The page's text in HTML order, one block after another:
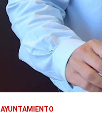
AYUNTAMIENTO